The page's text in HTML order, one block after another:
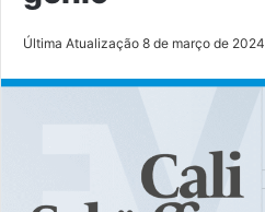
Última Atualização 8 de março de 2024